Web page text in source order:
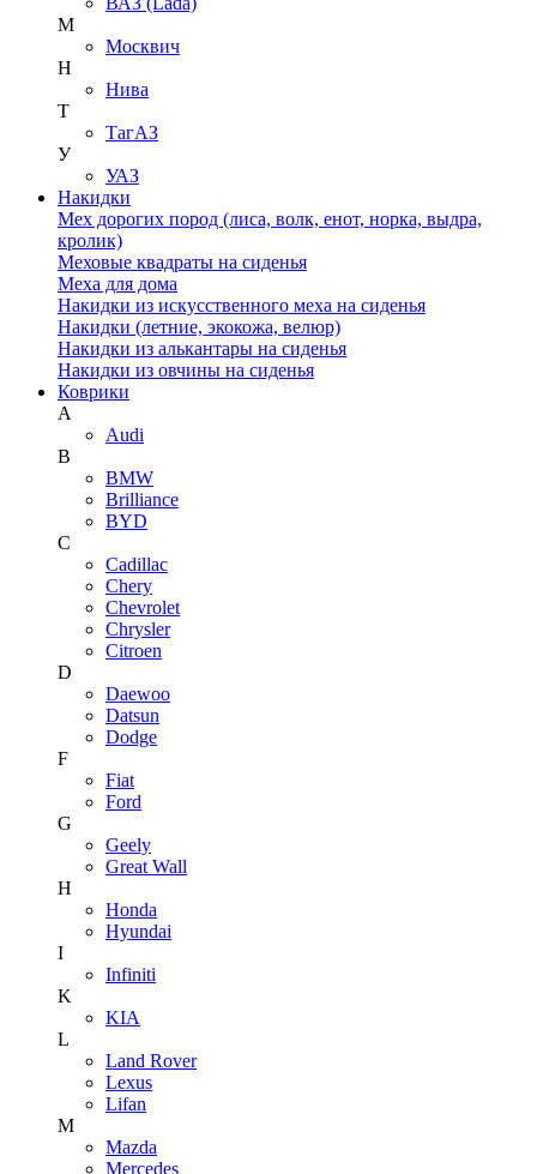
М
Москвич
Н
Нива
Т
ТагАЗ
У
УАЗ
Накидки
Мех дорогих пород (лиса, волк, енот, норка, выдра,
кролик)
Меховые квадраты на сиденья
Меха для дома
Накидки из искусственного меха на сиденья
Накидки (летние, экокожа, велюр)
Накидки из алькантары на сиденья
Накидки из овчины на сиденья
Коврики
A
Audi
B
BMW
Brilliance
BYD
C
Cadillac
Chery
Chevrolet
Chrysler
Citroen
D
Daewoo
Datsun
Dodge
F
Fiat
Ford
G
Geely
Great Wall
H
Honda
Hyundai
I
Infiniti
K
KIA
L
Land Rover
Lexus
Lifan
M
Mazda
Mercedes